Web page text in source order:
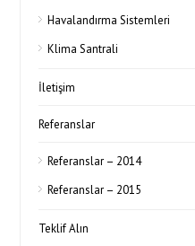
Havalandırma Sistemleri
Klima Santrali
İletişim
Referanslar
Referanslar – 2014
Referanslar – 2015
Teklif Alın